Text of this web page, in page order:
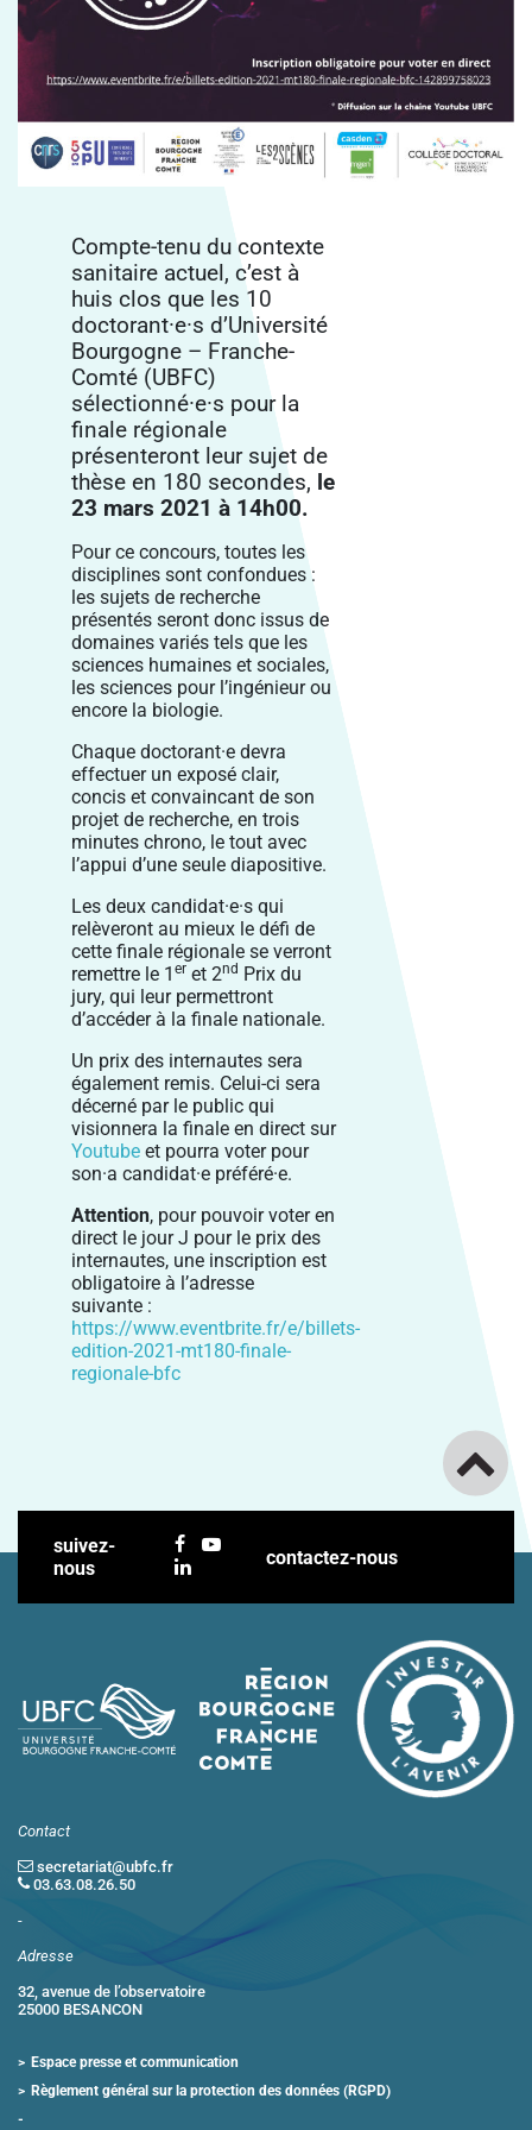
Compte-tenu du contexte
sanitaire actuel, c’est à
huis clos que les 10
doctorant·e·s d’Université
Bourgogne – Franche-
Comté (UBFC)
sélectionné·e·s pour la
finale régionale
présenteront leur sujet de
thèse en 180 secondes, le
23 mars 2021 à 14h00.
Pour ce concours, toutes les
disciplines sont confondues :
les sujets de recherche
présentés seront donc issus de
domaines variés tels que les
sciences humaines et sociales,
les sciences pour l’ingénieur ou
encore la biologie.
Chaque doctorant·e devra
effectuer un exposé clair,
concis et convaincant de son
projet de recherche, en trois
minutes chrono, le tout avec
l’appui d’une seule diapositive.
Les deux candidat·e·s qui
relèveront au mieux le défi de
cette finale régionale se verront
remettre le 1 er et 2nd Prix du
jury, qui leur permettront
d’accéder à la finale nationale.
Un prix des internautes sera
également remis. Celui-ci sera
décerné par le public qui
visionnera la finale en direct sur
Youtube et pourra voter pour
son·a candidat·e préféré·e.
Attention, pour pouvoir voter en
direct le jour J pour le prix des
internautes, une inscription est
obligatoire à l’adresse
suivante :
https://www.eventbrite.fr/e/billets-
edition-2021-mt180-finale-
regionale-bfc
suivez-
nous
contactez-nous
Contact
secretariat@ubfc.fr
03.63.08.26.50
-
Adresse
32, avenue de l’observatoire
25000 BESANCON
Espace presse et communication
Règlement général sur la protection des données (RGPD)